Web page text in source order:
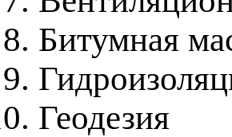
Битумная
Геодезия